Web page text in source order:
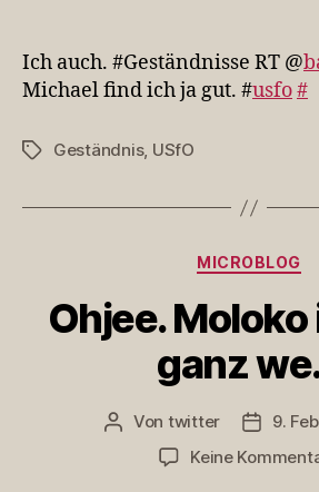
Ich auch. #Geständnisse RT @
Michael find ich ja gut. #usfo#
Schlagwörter
Geständnis, USfO
MICROBLOG
Ohjee.
ganz
Beitragsautor
Von twitter
9.
Keine